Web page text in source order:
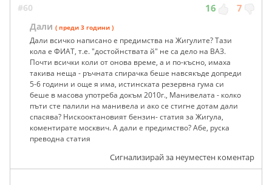
#60 16 7
Дали ( преди 3 години )
Дали всичко написано е предимства на Жигулите? Тази
кола е ФИАТ, т.е. "достойнствата й" не са дело на ВАЗ.
Почти всички коли от онова време, а и по-късно, имаха
такива неща - ръчната спирачка беше навсякъде допреди
5-6 години и още я има, истинската резервна гума си
беше в масова употреба докъм 2010г., Манивелата - колко
пъти сте палили на манивела и ако се стигне дотам дали
спасява? Нискооктановият бензин- статия за Жигула,
коментирате москвич. А дали е предимство? Абе, руска
преводна статия
Сигнализирай за неуместен коментар